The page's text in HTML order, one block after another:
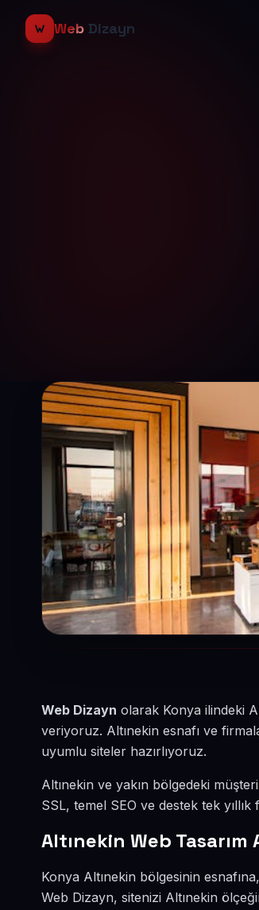
Web Dizayn
Web Dizayn olarak Konya ilindeki
veriyoruz. Altınekin esnafı ve
uyumlu siteler hazırlıyoruz.
Altınekin ve yakın bölgedeki
SSL, temel SEO ve destek tek yıllık
Altınekin Web Tasarım
Konya Altınekin bölgesinin
Web Dizayn, sitenizi Altınekin